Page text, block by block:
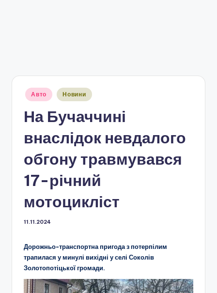
Опубліковано
Авто Новини
На Бучаччині
внаслідок невдалого
обгону травмувався
17-річний
мотоцикліст
11.11.2024
Дорожньо-транспортна пригода з потерпілим
трапилася у минулі вихідні у селі Соколів
Золотопотіцької громади.